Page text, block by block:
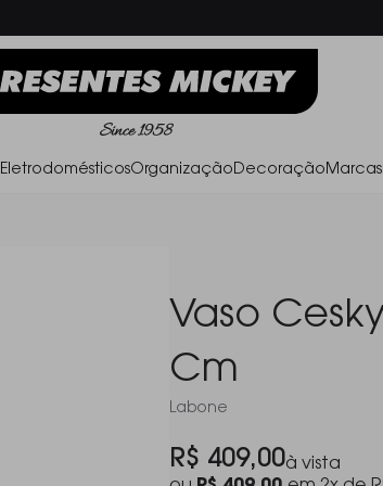
EletrodomésticosOrganizaçãoDecoraçãoMarcas
Vaso
Cm
Labone
R$ 409,00à vista